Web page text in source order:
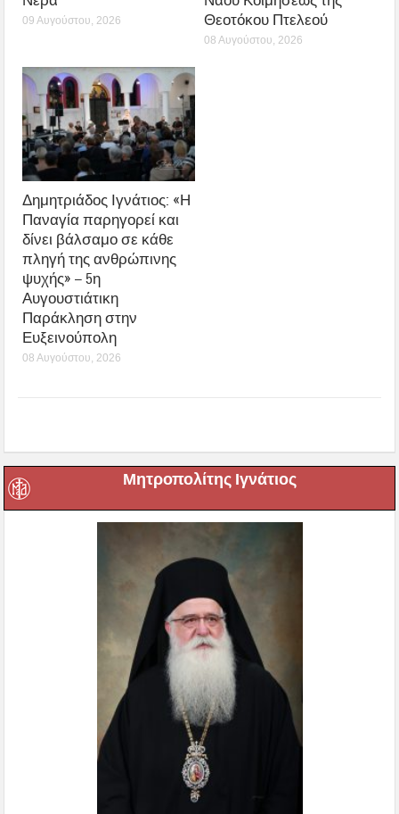
09 Αυγούστου, 2026
Θεοτόκου Πτελεού
08 Αυγούστου, 2026
Δημητριάδος Ιγνάτιος: «Η
Παναγία παρηγορεί και
δίνει βάλσαμο σε κάθε
πληγή της ανθρώπινης
ψυχής» – 5η
Αυγουστιάτικη
Παράκληση στην
Ευξεινούπολη
08 Αυγούστου, 2026
Μητροπολίτης Ιγνάτιος